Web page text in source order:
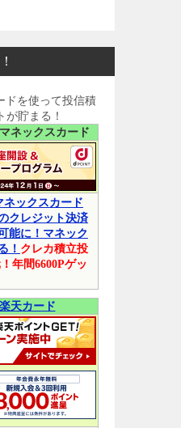
ドを使って投信積
が貯まる！
ネックスカード
ネックスカード
クレジット決済
能に！マネック
！ クレカ積立投
年間6600Pゲッ
天カード